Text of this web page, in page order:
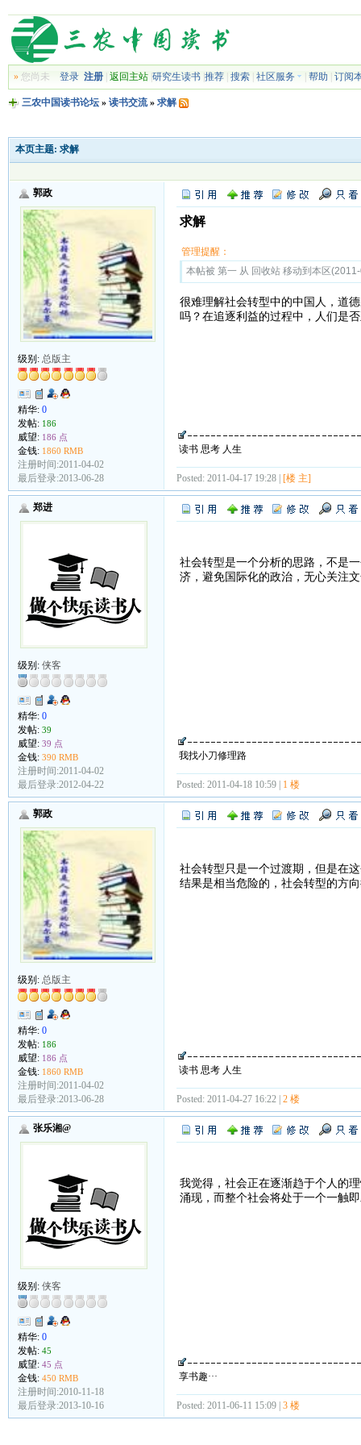
»您尚未 登录 注册| 返回主站| 研究生读书| 推荐| 搜索| 社区服务 帮助 订阅
三农中国读书论坛» 读书交流» 求解
本页主题: 求解
郭政
级别: 总版主
精华: 0
发帖: 186
威望: 186 点
金钱: 1860 RMB
注册时间:2011-04-02
最后登录:2013-06-28
求解
管理提醒：
本帖被 第一 从 回收站 移动到本区
很难理解社会转型中的中国人，道
吗？在追逐利益的过程中，人们是
读书 思考 人生
Posted: 2011-04-17 19:28 | [楼 主]
郑进
级别: 侠客
精华: 0
发帖: 39
威望: 39 点
金钱: 390 RMB
注册时间:2011-04-02
最后登录:2012-04-22
社会转型是一个分析的思路，不是
济，避免国际化的政治，无心关注
我找小刀修理路
Posted: 2011-04-18 10:59 | 1 楼
郭政
级别: 总版主
精华: 0
发帖: 186
威望: 186 点
金钱: 1860 RMB
注册时间:2011-04-02
最后登录:2013-06-28
社会转型只是一个过渡期，但是在
结果是相当危险的，社会转型的方
读书 思考 人生
Posted: 2011-04-27 16:22 | 2 楼
张乐湘@
级别: 侠客
精华: 0
发帖: 45
威望: 45 点
金钱: 450 RMB
注册时间:2010-11-18
最后登录:2013-10-16
我觉得，社会正在逐渐趋于个人的
涌现，而整个社会将处于一个一触
享书趣···
Posted: 2011-06-11 15:09 | 3 楼